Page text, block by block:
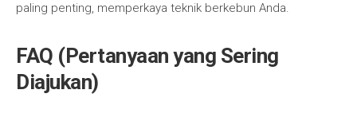
paling penting, memperkaya teknik berkebun Anda.
FAQ (Pertanyaan yang Sering
Diajukan)